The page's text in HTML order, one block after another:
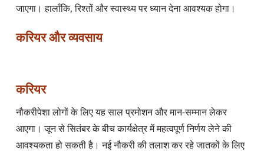
करियर और व्यवसाय
करियर
नौकरीपेशा लोगों के लिए यह साल प्रमोशन और मान-सम्मान लेकर
आएगा। जून से सितंबर के बीच कार्यक्षेत्र में महत्वपूर्ण निर्णय लेने की
आवश्यकता हो सकती है। नई नौकरी की तलाश कर रहे जातकों के लिए